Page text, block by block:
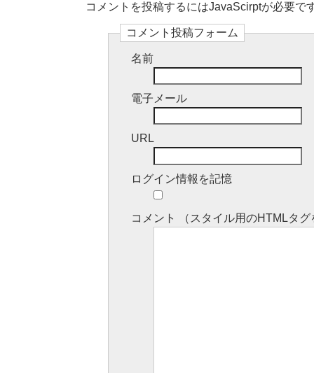
コメントを投稿するにはJavaScirptが必要
コメント投稿フォーム
名前
電子メール
URL
ログイン情報を記憶
コメント （スタイル用のHTML